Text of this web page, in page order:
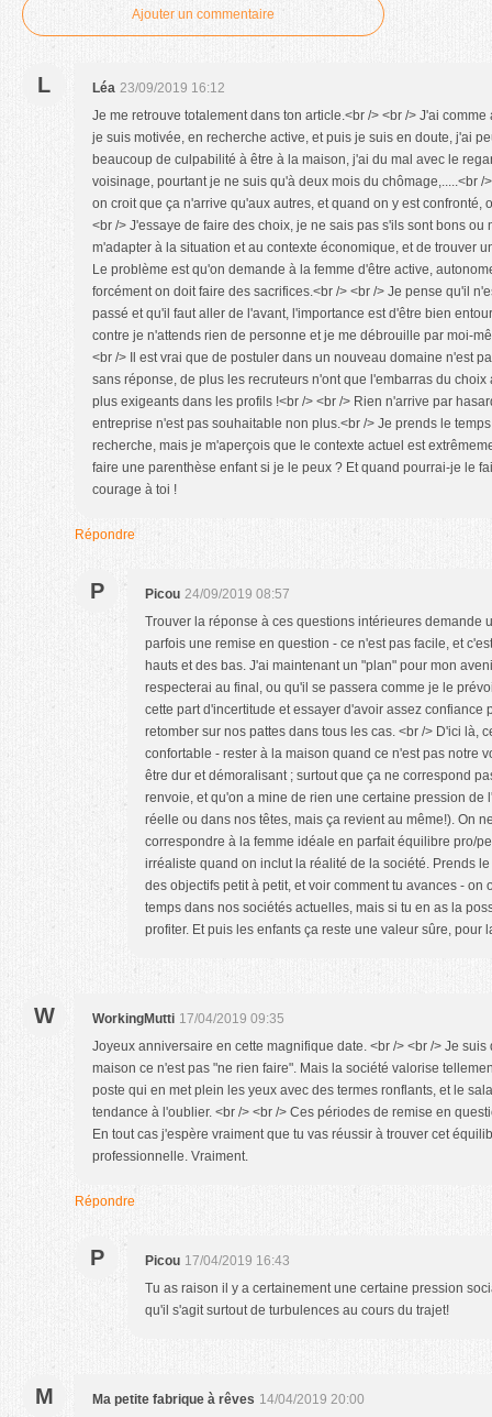
Ajouter un commentaire
L Léa 23/09/2019 16:12
Je me retrouve totalement dans ton article.<br /> <br /> J'ai
je suis motivée, en recherche active, et puis je suis en doute, j'ai
beaucoup de culpabilité à être à la maison, j'ai du mal avec le
voisinage, pourtant je ne suis qu'à deux mois du chômage,.....<br /
on croit que ça n'arrive qu'aux autres, et quand on y est confronté,
<br /> J'essaye de faire des choix, je ne sais pas s'ils sont bons ou
m'adapter à la situation et au contexte économique, et de trouver
Le problème est qu'on demande à la femme d'être active,
forcément on doit faire des sacrifices.<br /> <br /> Je pense qu'il
passé et qu'il faut aller de l'avant, l'importance est d'être bien
contre je n'attends rien de personne et je me débrouille par moi-
<br /> Il est vrai que de postuler dans un nouveau domaine n'est
sans réponse, de plus les recruteurs n'ont que l'embarras du
plus exigeants dans les profils !<br /> <br /> Rien n'arrive par
entreprise n'est pas souhaitable non plus.<br /> Je prends le
recherche, mais je m'aperçois que le contexte actuel est
faire une parenthèse enfant si je le peux ? Et quand pourrai-je le
courage à toi !
Répondre
P Picou 24/09/2019 08:57
Trouver la réponse à ces questions intérieures demande
parfois une remise en question - ce n'est pas facile, et
hauts et des bas. J'ai maintenant un "plan" pour mon
respecterai au final, ou qu'il se passera comme je le
cette part d'incertitude et essayer d'avoir assez confiance
retomber sur nos pattes dans tous les cas. <br /> D'ici là,
confortable - rester à la maison quand ce n'est pas notre
être dur et démoralisant ; surtout que ça ne correspond
renvoie, et qu'on a mine de rien une certaine pression
réelle ou dans nos têtes, mais ça revient au même!). On
correspondre à la femme idéale en parfait équilibre pro/
irréaliste quand on inclut la réalité de la société. Prends
des objectifs petit à petit, et voir comment tu avances - on
temps dans nos sociétés actuelles, mais si tu en as la
profiter. Et puis les enfants ça reste une valeur sûre, pour
W WorkingMutti 17/04/2019 09:35
Joyeux anniversaire en cette magnifique date. <br /> <br /> Je
maison ce n'est pas "ne rien faire". Mais la société valorise
poste qui en met plein les yeux avec des termes ronflants, et le
tendance à l'oublier. <br /> <br /> Ces périodes de remise en
En tout cas j'espère vraiment que tu vas réussir à trouver cet
professionnelle. Vraiment.
Répondre
P Picou 17/04/2019 16:43
Tu as raison il y a certainement une certaine pression
qu'il s'agit surtout de turbulences au cours du trajet!
M Ma petite fabrique à rêves 14/04/2019 20:00